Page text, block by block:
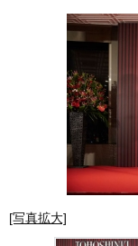
[写真拡大]